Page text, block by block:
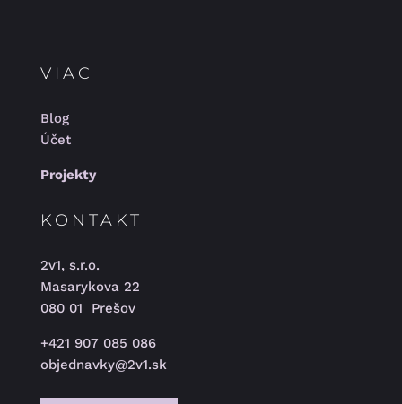
VIAC
Blog
Účet
Projekty
KONTAKT
2v1, s.r.o.
Masarykova 22
080 01 Prešov
+421 907 085 086
objednavky@2v1.sk